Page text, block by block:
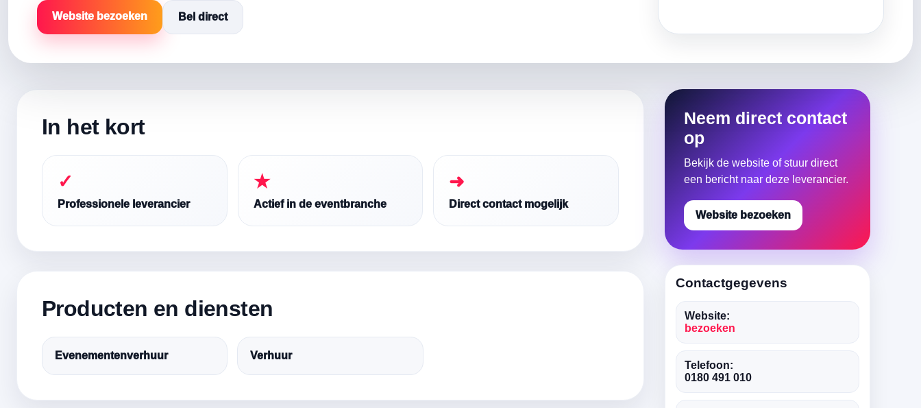
Website bezoeken Bel direct
In het kort
✓
Professionele leverancier
★
Actief in de eventbranche
➜
Direct contact mogelijk
Producten en diensten
Evenementenverhuur Verhuur
Neem direct contact
op
Bekijk de website of stuur direct
een bericht naar deze leverancier.
Website bezoeken
Contactgegevens
Website:
bezoeken
Telefoon:
0180 491 010